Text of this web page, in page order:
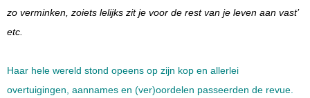
zo verminken, zoiets lelijks zit je voor de rest van je leven aan vast’
etc.
Haar hele wereld stond opeens op zijn kop en allerlei
overtuigingen, aannames en (ver)oordelen passeerden de revue.